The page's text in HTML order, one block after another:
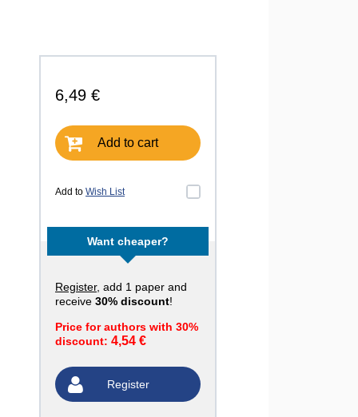
6,49 €
Add to cart
Add to Wish List
Want cheaper?
Register, add 1 paper and
receive 30% discount!
Price for authors with 30%
discount: 4,54 €
Register